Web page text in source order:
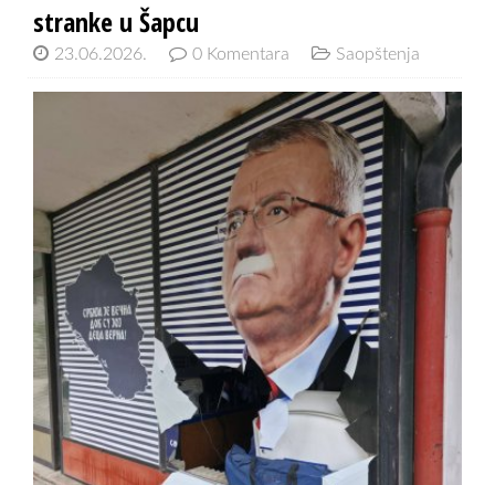
stranke u Šapcu
23.06.2026. 0 Komentara Saopštenja